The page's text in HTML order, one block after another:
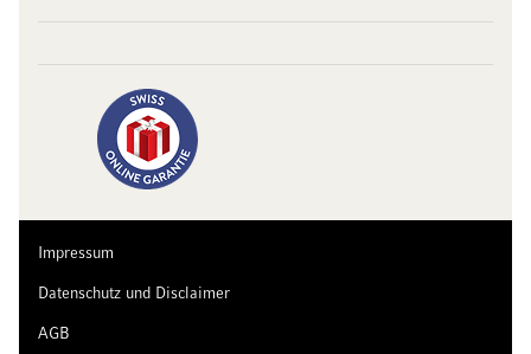
Impressum
Datenschutz und Disclaimer
AGB
10 Franken
auf Ihren Einkauf
Abonnieren Sie unseren Newsletter und erhalten Sie exklusive